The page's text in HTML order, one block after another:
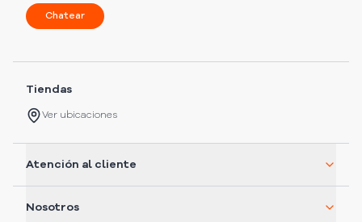
Chatear
Tiendas
Ver ubicaciones
Atención al cliente
Nosotros